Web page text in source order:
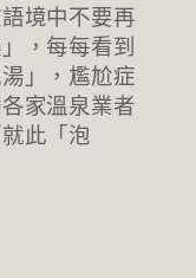
境中不要再
，每每看到
」，尷尬症
家溫泉業者
此「泡